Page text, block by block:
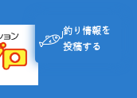
釣り情報を
投稿する